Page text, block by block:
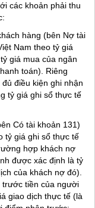
các khoản phải thu
hàng (bên Nợ tài
Nam theo tỷ giá
giá mua của ngân
toán). Riêng
điều kiện ghi nhận
tỷ giá ghi sổ thực tế
Có tài khoản 131)
tỷ giá ghi sổ thực tế
hợp khách nợ
được xác định là tỷ
của khách nợ đó).
trước tiền của người
giao dịch thực tế (là